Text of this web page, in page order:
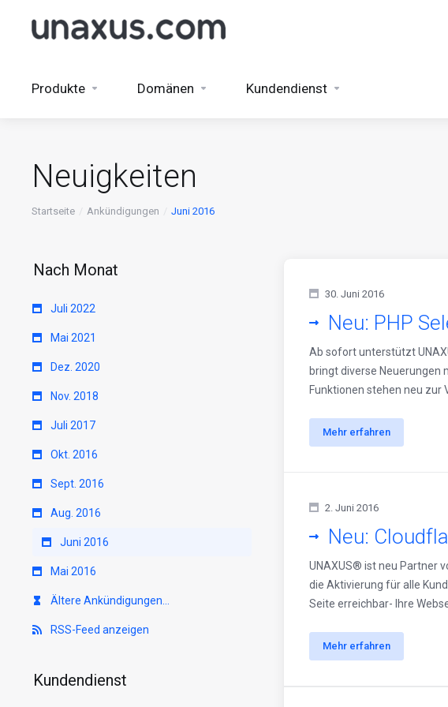
Produkte Domänen Kundendienst
Neuigkeiten
Startseite Ankündigungen Juni 2016
Nach Monat
Juli 2022
Mai 2021
Dez. 2020
Nov. 2018
Juli 2017
Okt. 2016
Sept. 2016
Aug. 2016
Juni 2016
Mai 2016
Ältere Ankündigungen...
RSS-Feed anzeigen
Kundendienst
30. Juni 2016
Neu: PHP
Ab sofort unterstützt
bringt diverse Neuerungen
Funktionen stehen neu zur
Mehr erfahren
2. Juni 2016
Neu:
UNAXUS® ist neu Partner
die Aktivierung für alle
Seite erreichbar- Ihre
Mehr erfahren